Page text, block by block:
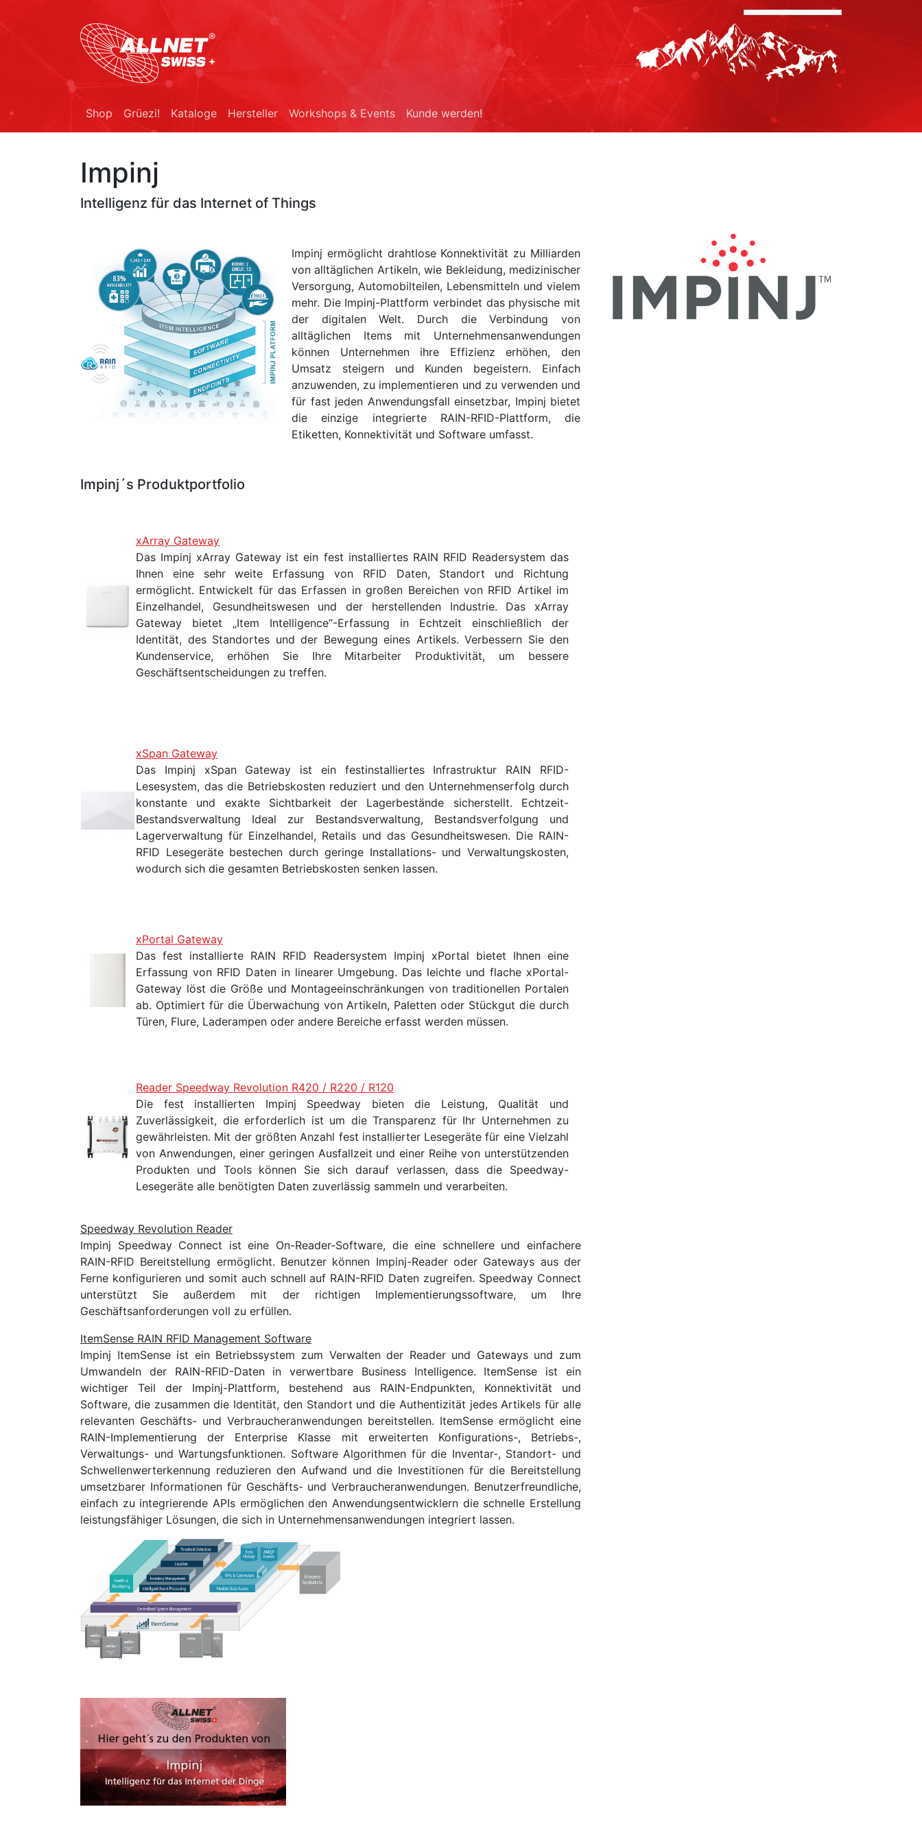
Shop Grüezi! Kataloge Hersteller Workshops & Events Kunde werden!
Impinj
Intelligenz für das Internet of Things
Impinj ermöglicht drahtlose Konnektivität zu Milliarden
von alltäglichen Artikeln, wie Bekleidung, medizinischer
Versorgung, Automobilteilen, Lebensmitteln und vielem
mehr. Die Impinj-Plattform verbindet das physische mit
der digitalen Welt. Durch die Verbindung von
alltäglichen Items mit Unternehmensanwendungen
können Unternehmen ihre Effizienz erhöhen, den
Umsatz steigern und Kunden begeistern. Einfach
anzuwenden, zu implementieren und zu verwenden und
für fast jeden Anwendungsfall einsetzbar, Impinj bietet
die einzige integrierte RAIN-RFID-Plattform, die
Etiketten, Konnektivität und Software umfasst.
Impinj´s Produktportfolio
xArray Gateway
Das Impinj xArray Gateway ist ein fest installiertes RAIN RFID Readersystem das
Ihnen eine sehr weite Erfassung von RFID Daten, Standort und Richtung
ermöglicht. Entwickelt für das Erfassen in großen Bereichen von RFID Artikel im
Einzelhandel, Gesundheitswesen und der herstellenden Industrie. Das xArray
Gateway bietet „Item Intelligence“-Erfassung in Echtzeit einschließlich der
Identität, des Standortes und der Bewegung eines Artikels. Verbessern Sie den
Kundenservice, erhöhen Sie Ihre Mitarbeiter Produktivität, um bessere
Geschäftsentscheidungen zu treffen.
xSpan Gateway
Das Impinj xSpan Gateway ist ein festinstalliertes Infrastruktur RAIN RFID-
Lesesystem, das die Betriebskosten reduziert und den Unternehmenserfolg durch
konstante und exakte Sichtbarkeit der Lagerbestände sicherstellt. Echtzeit-
Bestandsverwaltung Ideal zur Bestandsverwaltung, Bestandsverfolgung und
Lagerverwaltung für Einzelhandel, Retails und das Gesundheitswesen. Die RAIN-
RFID Lesegeräte bestechen durch geringe Installations- und Verwaltungskosten,
wodurch sich die gesamten Betriebskosten senken lassen.
xPortal Gateway
Das fest installierte RAIN RFID Readersystem Impinj xPortal bietet Ihnen eine
Erfassung von RFID Daten in linearer Umgebung. Das leichte und flache xPortal-
Gateway löst die Größe und Montageeinschränkungen von traditionellen Portalen
ab. Optimiert für die Überwachung von Artikeln, Paletten oder Stückgut die durch
Türen, Flure, Laderampen oder andere Bereiche erfasst werden müssen.
Reader Speedway Revolution R420 / R220 / R120
Die fest installierten Impinj Speedway bieten die Leistung, Qualität und
Zuverlässigkeit, die erforderlich ist um die Transparenz für Ihr Unternehmen zu
gewährleisten. Mit der größten Anzahl fest installierter Lesegeräte für eine Vielzahl
von Anwendungen, einer geringen Ausfallzeit und einer Reihe von unterstützenden
Produkten und Tools können Sie sich darauf verlassen, dass die Speedway-
Lesegeräte alle benötigten Daten zuverlässig sammeln und verarbeiten.
Speedway Revolution Reader
Impinj Speedway Connect ist eine On-Reader-Software, die eine schnellere und einfachere
RAIN-RFID Bereitstellung ermöglicht. Benutzer können Impinj-Reader oder Gateways aus der
Ferne konfigurieren und somit auch schnell auf RAIN-RFID Daten zugreifen. Speedway Connect
unterstützt Sie außerdem mit der richtigen Implementierungssoftware, um Ihre
Geschäftsanforderungen voll zu erfüllen.
ItemSense RAIN RFID Management Software
Impinj ItemSense ist ein Betriebssystem zum Verwalten der Reader und Gateways und zum
Umwandeln der RAIN-RFID-Daten in verwertbare Business Intelligence. ItemSense ist ein
wichtiger Teil der Impinj-Plattform, bestehend aus RAIN-Endpunkten, Konnektivität und
Software, die zusammen die Identität, den Standort und die Authentizität jedes Artikels für alle
relevanten Geschäfts- und Verbraucheranwendungen bereitstellen. ItemSense ermöglicht eine
RAIN-Implementierung der Enterprise Klasse mit erweiterten Konfigurations-, Betriebs-,
Verwaltungs- und Wartungsfunktionen. Software Algorithmen für die Inventar-, Standort- und
Schwellenwerterkennung reduzieren den Aufwand und die Investitionen für die Bereitstellung
umsetzbarer Informationen für Geschäfts- und Verbraucheranwendungen. Benutzerfreundliche,
einfach zu integrierende APIs ermöglichen den Anwendungsentwicklern die schnelle Erstellung
leistungsfähiger Lösungen, die sich in Unternehmensanwendungen integriert lassen.